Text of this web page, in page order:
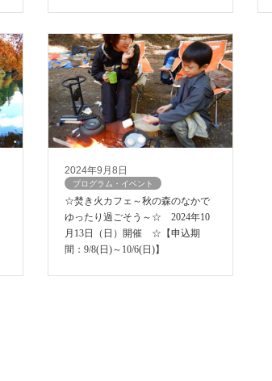
2024年9月8日
プログラム・イベント
☆焚き火カフェ～秋の森のなかで
ゆったり過ごそう～☆ 2024年10
月13日（日）開催 ☆【申込期
間：9/8(日)～10/6(日)】